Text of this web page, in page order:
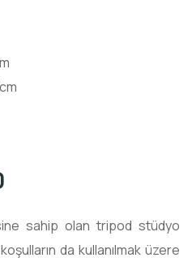
sahip olan tripod stüdyo
da kullanılmak üzere